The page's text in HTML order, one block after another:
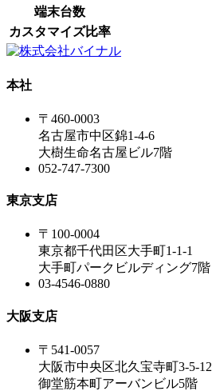
端末台数
カスタマイズ比率
本社
〒460-0003
名古屋市中区錦1-4-6
大樹生命名古屋ビル7階
052-747-7300
東京支店
〒100-0004
東京都千代田区大手町1-1-1
大手町パークビルディング7階
03-4546-0880
大阪支店
〒541-0057
大阪市中央区北久宝寺町3-5-12
御堂筋本町アーバンビル5階